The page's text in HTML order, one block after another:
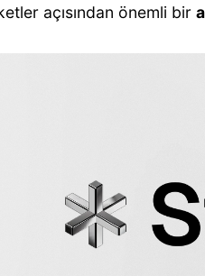
açısından önemli bir